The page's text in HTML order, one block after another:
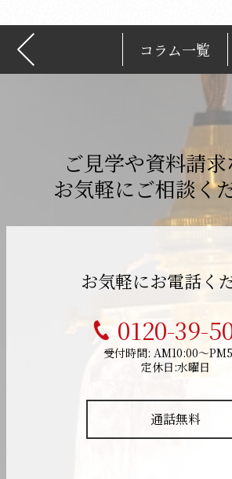
コラム一覧
ご見学や資料請求
お気軽にご相談く
お気軽にお電話く
0120-39-
受付時間: AM10:00～
定休日:水曜日
通話無料